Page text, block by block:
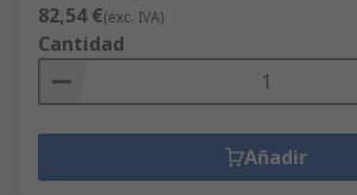
82,54 €(exc. IVA)
Cantidad
Añadir